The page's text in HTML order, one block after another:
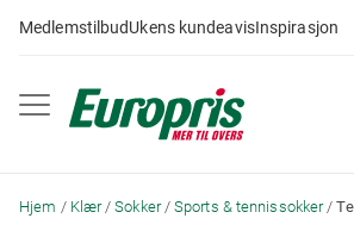
til
MedlemstilbudUkens kundeavisInspirasjon
Hjem Klær Sokker Sports & tennissokker